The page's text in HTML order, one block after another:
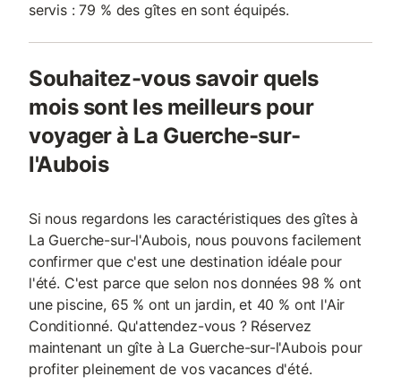
servis : 79 % des gîtes en sont équipés.
Souhaitez-vous savoir quels
mois sont les meilleurs pour
voyager à La Guerche-sur-
l'Aubois
Si nous regardons les caractéristiques des gîtes à
La Guerche-sur-l'Aubois, nous pouvons facilement
confirmer que c'est une destination idéale pour
l'été. C'est parce que selon nos données 98 % ont
une piscine, 65 % ont un jardin, et 40 % ont l'Air
Conditionné. Qu'attendez-vous ? Réservez
maintenant un gîte à La Guerche-sur-l'Aubois pour
profiter pleinement de vos vacances d'été.